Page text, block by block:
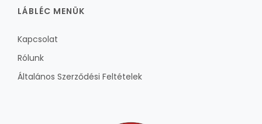
LÁBLÉC MENÜK
Kapcsolat
Rólunk
Általános Szerződési Feltételek